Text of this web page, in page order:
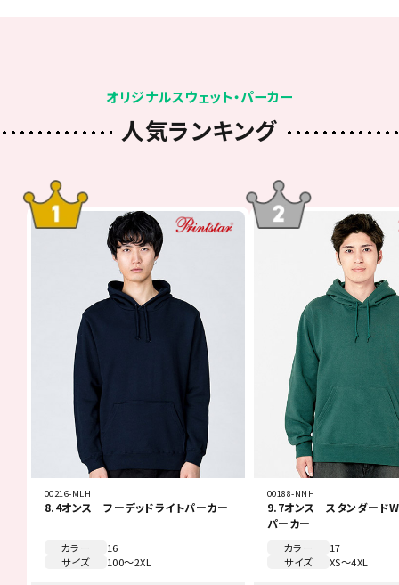
オリジナルスウェット・パーカー
人気ランキング
00216-MLH
8.4オンス フーデッドライトパーカー
カラー
16
サイズ
100～2XL
00188-NNH
9.7オンス スタンダード
パーカー
カラー
17
サイズ
XS～4XL